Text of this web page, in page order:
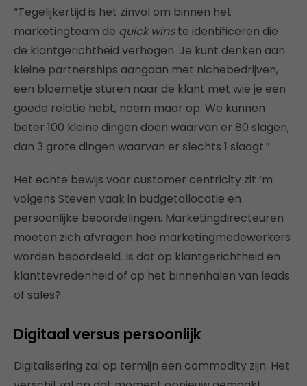
“Tegelijkertijd is het zinvol om binnen het
marketingteam de quick winste identificeren die
de klantgerichtheid verhogen. Je kunt denken aan
kleine partnerships aangaan met nichebedrijven,
een bloemetje sturen naar de klant met wie je een
goede relatie hebt, noem maar op. We kunnen
beter 100 kleine dingen doen waarvan er 80 slagen,
dan 3 grote dingen waarvan er slechts 1 slaagt.”
Het echte bewijs voor customer centricity zit ‘m
volgens Steven vaak in budgetallocatie en
persoonlijke beoordelingen. Marketingdirecteuren
moeten zich afvragen hoe marketingmedewerkers
worden beoordeeld. Is dat op klantgerichtheid en
klanttevredenheid of op het binnenhalen van leads
of sales?
Digitaal versus persoonlijk
Digitalisering zal op termijn een commodity zijn. Het